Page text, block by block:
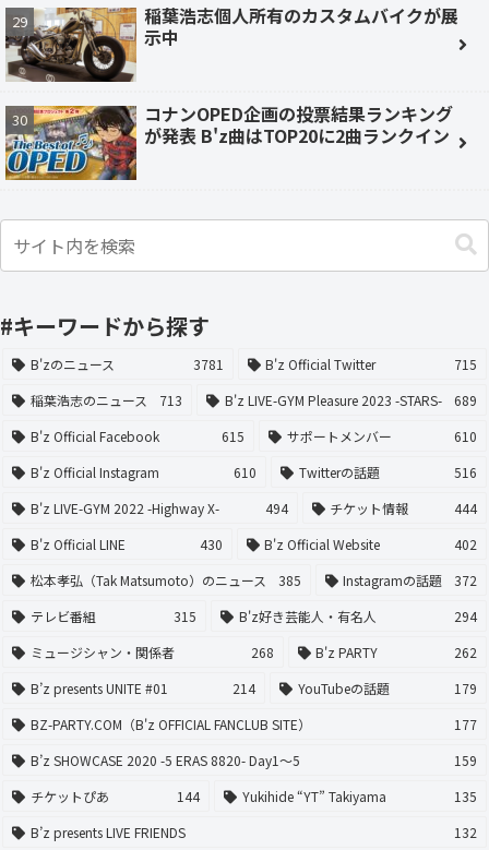
稲葉浩志個人所有のカスタムバイクが展
示中
コナンOPED企画の投票結果ランキング
が発表 B'z曲はTOP20に2曲ランクイン
#キーワードから探す
B'zのニュース 3781 B'z Official Twitter
715
稲葉浩志のニュース
713 B'z LIVE-GYM Pleasure 2023 -STARS-
689
B'z Official Facebook
615 サポートメンバー
610
B'z Official Instagram
610 Twitterの話題
516
B'z LIVE-GYM 2022 -Highway X-
494 チケット情報
444
B'z Official LINE
430 B'z Official Website
402
松本孝弘（Tak Matsumoto）のニュース
385 Instagramの話題
372
テレビ番組
315 B'z好き芸能人・有名人
294
ミュージシャン・関係者
268 B'z PARTY
262
B’z presents UNITE #01
214 YouTubeの話題
179
BZ-PARTY.COM（B'z OFFICIAL FANCLUB SITE）
177
B’z SHOWCASE 2020 -5 ERAS 8820- Day1〜5
159
チケットぴあ
144 Yukihide “YT” Takiyama
135
B’z presents LIVE FRIENDS
132